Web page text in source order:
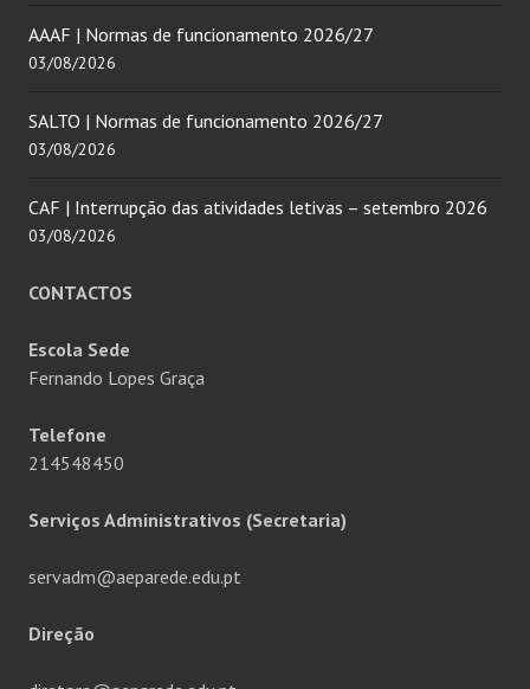
AAAF | Normas de funcionamento 2026/27
03/08/2026
SALTO | Normas de funcionamento 2026/27
03/08/2026
CAF | Interrupção das atividades letivas – setembro 2026
03/08/2026
CONTACTOS
Escola Sede
Fernando Lopes Graça
Telefone
214548450
Serviços Administrativos (Secretaria)
servadm@aeparede.edu.pt
Direção